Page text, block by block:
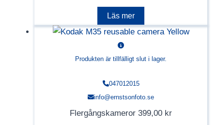
Läs mer
Produkten är tillfälligt slut i lager.
047012015
info@ernstsonfoto.se
Flergångskameror 399,00 kr